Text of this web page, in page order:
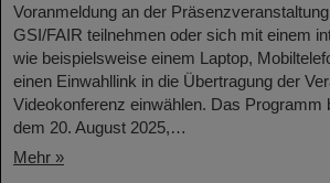
Voranmeldung an der
GSI/FAIR teilnehmen oder sich mit einem
wie beispielsweise einem Laptop,
einen Einwahllink in die Übertragung der
Videokonferenz einwählen. Das Programm
dem 20. August 2025,…
Mehr »